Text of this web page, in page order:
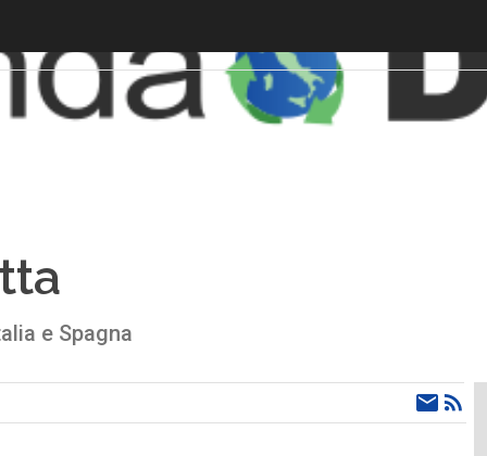
e Spagna